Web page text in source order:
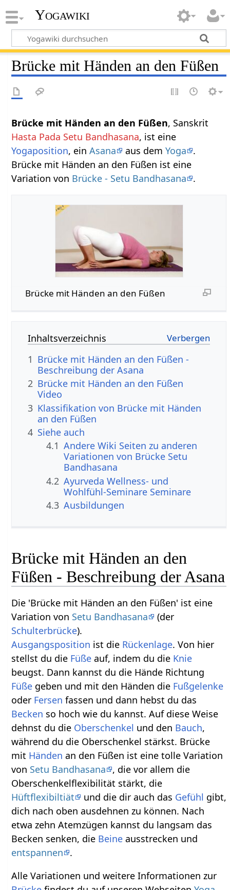
Yogawiki
Brücke mit Händen an den Füßen
Brücke mit Händen an den Füßen, Sanskrit
Hasta Pada Setu Bandhasana, ist eine
Yogaposition, einAsana aus demYoga
.
Brücke mit Händen an den Füßen ist eine
Variation von Brücke - Setu Bandhasana .
Brücke mit Händen an den Füßen
Inhaltsverzeichnis
1 Brücke mit Händen an den Füßen -
Beschreibung der Asana
2 Brücke mit Händen an den Füßen
Video
3 Klassifikation von Brücke mit Händen
an den Füßen
4 Siehe auch
4.1 Andere Wiki Seiten zu anderen
Variationen von Brücke Setu
Bandhasana
4.2 Ayurveda Wellness- und
Wohlfühl-Seminare Seminare
4.3 Ausbildungen
Brücke mit Händen an den
Füßen - Beschreibung der Asana
Die 'Brücke mit Händen an den Füßen' ist eine
Variation von Setu Bandhasana
(der
Schulterbrücke).
Ausgangsposition ist die Rückenlage. Von hier
stellst du die Füße auf, indem du die Knie
beugst. Dann kannst du die Hände Richtung
Füße geben und mit den Händen die Fußgelenke
oder Fersen fassen und dann hebst du das
Becken so hoch wie du kannst. Auf diese Weise
dehnst du die Oberschenkel und den Bauch,
während du die Oberschenkel stärkst. Brücke
mit Händen an den Füßen ist eine tolle Variation
von Setu Bandhasana
, die vor allem die
Oberschenkelflexibilität stärkt, die
Hüftflexibiltiät
und die dir auch das Gefühl gibt,
dich nach oben ausdehnen zu können. Nach
etwa zehn Atemzügen kannst du langsam das
Becken senken, die Beine ausstrecken und
entspannen
.
Alle Variationen und weitere Informationen zur